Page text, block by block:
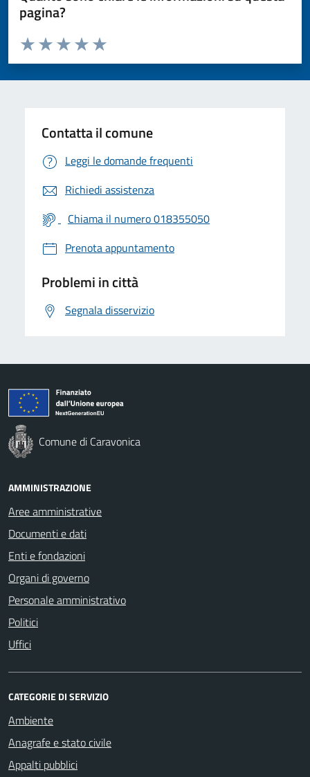
pagina?
Valuta da 1 a 5 stelle la pagina
Valuta 5 stelle su 5
Valuta 4 stelle su 5
Valuta 3 stelle su 5
Valuta 2 stelle su 5
Valuta 1 stelle su 5
Contatta il comune
Leggi le domande frequenti
Richiedi assistenza
Chiama il numero 018355050
Prenota appuntamento
Problemi in città
Segnala disservizio
Comune di Caravonica
AMMINISTRAZIONE
Aree amministrative
Documenti e dati
Enti e fondazioni
Organi di governo
Personale amministrativo
Politici
Uffici
CATEGORIE DI SERVIZIO
Ambiente
Anagrafe e stato civile
Appalti pubblici